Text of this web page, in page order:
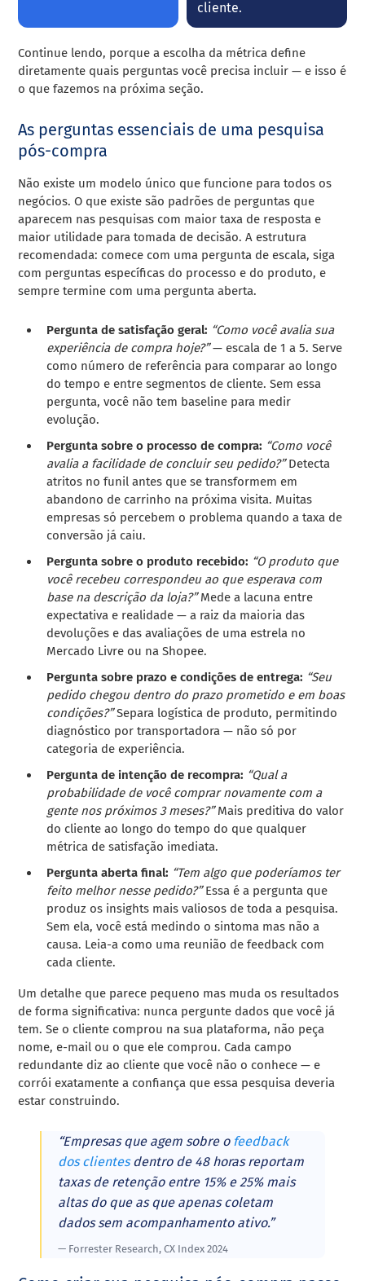
cliente.
Continue lendo, porque a escolha da métrica define
diretamente quais perguntas você precisa incluir — e isso é
o que fazemos na próxima seção.
As perguntas essenciais de uma pesquisa
pós-compra
Não existe um modelo único que funcione para todos os
negócios. O que existe são padrões de perguntas que
aparecem nas pesquisas com maior taxa de resposta e
maior utilidade para tomada de decisão. A estrutura
recomendada: comece com uma pergunta de escala, siga
com perguntas específicas do processo e do produto, e
sempre termine com uma pergunta aberta.
Pergunta de satisfação geral: “Como você avalia sua
experiência de compra hoje?”— escala de 1 a 5. Serve
como número de referência para comparar ao longo
do tempo e entre segmentos de cliente. Sem essa
pergunta, você não tem baseline para medir
evolução.
Pergunta sobre o processo de compra: “Como você
avalia a facilidade de concluir seu pedido?”Detecta
atritos no funil antes que se transformem em
abandono de carrinho na próxima visita. Muitas
empresas só percebem o problema quando a taxa de
conversão já caiu.
Pergunta sobre o produto recebido: “O produto que
você recebeu correspondeu ao que esperava com
base na descrição da loja?”Mede a lacuna entre
expectativa e realidade — a raiz da maioria das
devoluções e das avaliações de uma estrela no
Mercado Livre ou na Shopee.
Pergunta sobre prazo e condições de entrega: “Seu
pedido chegou dentro do prazo prometido e em boas
condições?”Separa logística de produto, permitindo
diagnóstico por transportadora — não só por
categoria de experiência.
Pergunta de intenção de recompra: “Qual a
probabilidade de você comprar novamente com a
gente nos próximos 3 meses?”Mais preditiva do valor
do cliente ao longo do tempo do que qualquer
métrica de satisfação imediata.
Pergunta aberta final: “Tem algo que poderíamos ter
feito melhor nesse pedido?”Essa é a pergunta que
produz os insights mais valiosos de toda a pesquisa.
Sem ela, você está medindo o sintoma mas não a
causa. Leia-a como uma reunião de feedback com
cada cliente.
Um detalhe que parece pequeno mas muda os resultados
de forma significativa: nunca pergunte dados que você já
tem. Se o cliente comprou na sua plataforma, não peça
nome, e-mail ou o que ele comprou. Cada campo
redundante diz ao cliente que você não o conhece — e
corrói exatamente a confiança que essa pesquisa deveria
estar construindo.
“Empresas que agem sobre o feedback
dos clientesdentro de 48 horas reportam
taxas de retenção entre 15% e 25% mais
altas do que as que apenas coletam
dados sem acompanhamento ativo.”
— Forrester Research, CX Index 2024